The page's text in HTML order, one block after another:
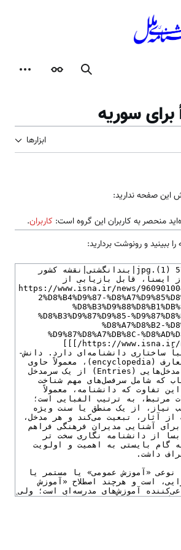
جستجوظاهر
سوریه
ابزارها
این صفحه ندارید:
منحصر به کاربران این گروه است: کاربران.
ببینید و رونوشت بردارید: